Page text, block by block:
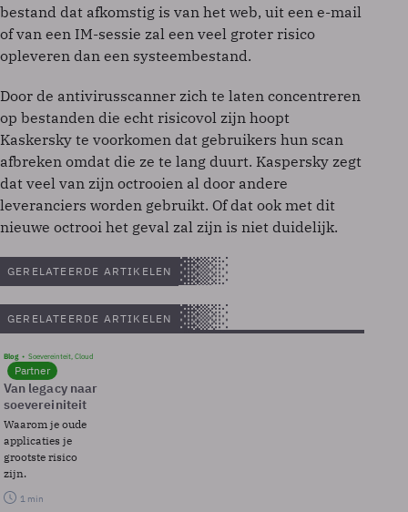
bestand dat afkomstig is van het web, uit een e-mail
of van een IM-sessie zal een veel groter risico
opleveren dan een systeembestand.
Door de antivirusscanner zich te laten concentreren
op bestanden die echt risicovol zijn hoopt
Kaskersky te voorkomen dat gebruikers hun scan
afbreken omdat die ze te lang duurt. Kaspersky zegt
dat veel van zijn octrooien al door andere
leveranciers worden gebruikt. Of dat ook met dit
nieuwe octrooi het geval zal zijn is niet duidelijk.
GERELATEERDE ARTIKELEN
GERELATEERDE ARTIKELEN
Blog Soevereinteit, Cloud
Partner
Van legacy naar
soevereiniteit
Waarom je oude
applicaties je
grootste risico
zijn.
1 min